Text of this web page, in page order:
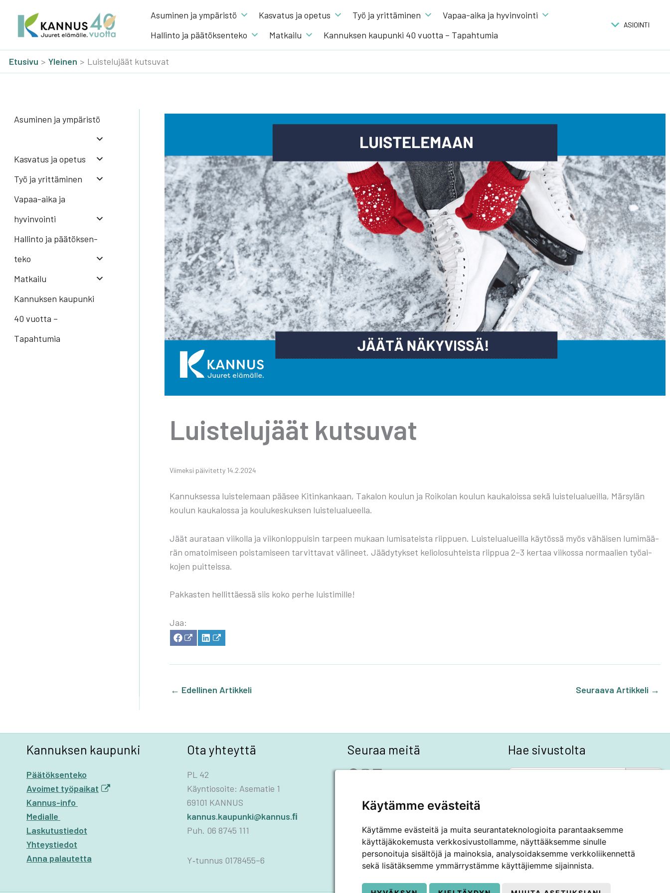
Käytämme evästeitä
Käytämme evästeitä ja muita seurantateknologioita parantaaksemme
käyttäjäkokemusta verkkosivustollamme, näyttääksemme sinulle
personoituja sisältöjä ja mainoksia, analysoidaksemme verkkoliikennettä
sekä lisätäksemme ymmärrystämme käyttäjiemme sijainnista.
sisältöön
Asu­mi­nen ja ympä­ris­tö Kas­va­tus ja ope­tus Työ ja yrit­tä­mi­nen
Vapaa-aika ja hyvinvointi
Hal­lin­to ja pää­tök­sen­te­ko
Mat­kai­lu Kannuksen kaupunki 40 vuotta – Tapahtumia
ASIOINTI
Etusivu Yleinen Luistelujäät kutsuvat
Asu­mi­nen ja ympä­ris­tö
Kas­va­tus ja ope­tus
Työ ja yrit­tä­mi­nen
Vapaa-aika ja
hyvinvointi
Hal­lin­to ja pää­tök­sen­
te­ko
Mat­kai­lu
Kannuksen kaupunki
40 vuotta –
Tapahtumia
Luis­te­lu­jäät kut­su­vat
Vii­mek­si päi­vi­tet­ty 14.2.2024
Kan­nuk­ses­sa luis­te­le­maan pää­see Kitin­kan­kaan, Taka­lon kou­lun ja Roi­ko­lan kou­lun kau­ka­lois­sa sekä luis­te­lua­lueil­la, Mär­sy­län
kou­lun kau­ka­los­sa ja kou­lu­kes­kuk­sen luis­te­lua­lu­eel­la.
Jäät aura­taan vii­kol­la ja vii­kon­lop­pui­sin tar­peen mukaan lumi­sa­teis­ta riip­puen. Luis­te­lua­lueil­la käy­tös­sä myös vähäi­sen lumi­mää­
rän oma­toi­mi­seen pois­ta­mi­seen tar­vit­ta­vat väli­neet. Jää­dy­tyk­set kelio­lo­suh­teis­ta riip­pua 2–3 ker­taa vii­kos­sa nor­maa­lien työ­ai­
ko­jen puit­teis­sa.
Pak­kas­ten hel­lit­täes­sä siis koko per­he luis­ti­mil­le!
Jaa:
SHA­
RE
FACE­
SHA­
RE
LIN­
← Edellinen Artikkeli Seuraava Artikkeli →
Kannuksen kaupunki
Päätöksenteko
Avoimet työpaikat
Kannus-info
Medialle
Laskutustiedot
Yhteystiedot
Anna palautetta
Ota yhteyttä
PL 42
Käyntiosoite: Asematie 1
69101 KANNUS
kannus.kaupunki@kannus.ﬁ
Puh. 06 8745 111
Y‑tunnus 0178455–6
Seuraa meitä
Facebook
Instagram
LinkedIn
YouTube
Hae sivustolta
Search
SEARCH BUTTON